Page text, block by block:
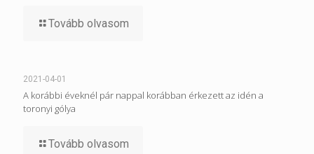
Tovább olvasom
2021-04-01
A korábbi éveknél pár nappal korábban érkezett az idén a
toronyi gólya
Tovább olvasom